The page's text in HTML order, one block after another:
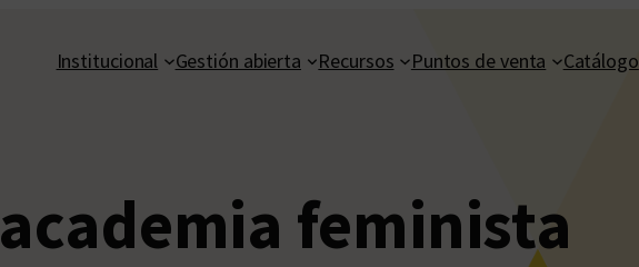
Institucional Gestión abierta Recursos Puntos de venta Catálogo
academia feminista